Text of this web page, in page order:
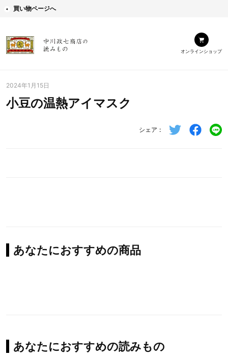
買い物ページへ
オンラインショップ
2024年1月15日
小豆の温熱アイマスク
シェア
あなたにおすすめの商品
あなたにおすすめの読みもの